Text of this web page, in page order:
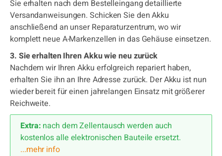
Sie erhalten nach dem Bestelleingang detaillierte
Versandanweisungen. Schicken Sie den Akku
anschließend an unser Reparaturzentrum, wo wir
komplett neue A-Markenzellen in das Gehäuse einsetzen.
3. Sie erhalten Ihren Akku wie neu zurück
Nachdem wir Ihren Akku erfolgreich repariert haben,
erhalten Sie ihn an Ihre Adresse zurück. Der Akku ist nun
wieder bereit für einen jahrelangen Einsatz mit größerer
Reichweite.
Extra: nach dem Zellentausch werden auch
kostenlos alle elektronischen Bauteile ersetzt.
...mehr info